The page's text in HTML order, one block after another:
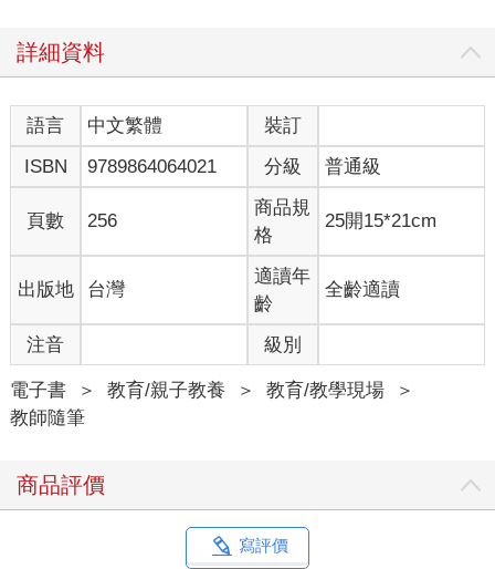
候，隨便問一個學生，一天的手機使用時間都是三、五個小時起
會一直想滑手機。」那模樣真的很像卡到陰，讓人還以為是在拍
什麼恐怖電影。
這種手機上癮的問題實在越來越嚴重，而且表面上看起來似乎無
害，但現實情況是，每個念書無法進入狀況的學生，幾乎都是被
手機吃光了時間。新世代小孩到底是怎麼墜入這種癮的？
以一個高中生的作息為例，每天大概六點多起床準備上課，假設
五點離開學校，就算沒有補習，回家後休息加吃完飯、洗完澡，
大概八點半吧。若要睡滿八個小時，估計十點鐘睡覺──孩子能夠
坐在書桌前讀書的時間只有一個半小時。但是學生通常不會十點
就上床，因為學校隔天要考試、有作業和報告等等事情，所以根
本沒有睡眠充足的可能。
請問在這種情況下，「一天五個小時」是怎麼玩出來的？
對靜態知識的吸收能力，以及耗光學生的力氣、干擾睡眠與破壞
專注力。上癮的學生常表示書看不下去、失眠或沒辦法專心，想
國家發展委員會（國發會）二○一五年發表的「網路沉迷研究報
詳細資料
語言 中文繁體
裝訂
ISBN
9789864064021 分級 普通級
頁數 256
商品規
格
25開15*21cm
出版地 台灣
適讀年
齡
全齡適讀
注音 級別
電子書 ＞ 教育/親子教養 ＞ 教育/教學現場
＞
教師隨筆
商品評價
寫評價